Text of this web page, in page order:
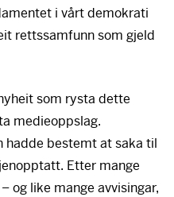
i vårt demokrati
rettssamfunn som gjeld
som rysta dette
medieoppslag.
hadde bestemt at saka til
Etter mange
og like mange avvisingar,